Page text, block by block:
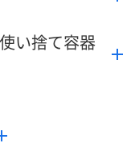
い捨て容器